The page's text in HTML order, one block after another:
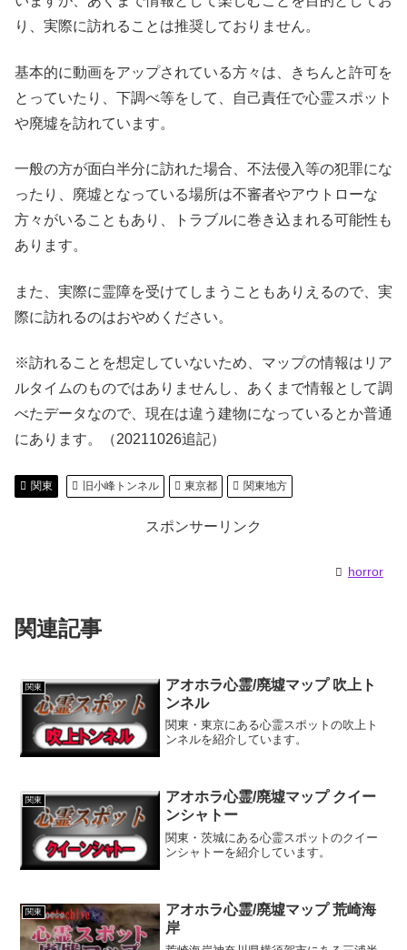
り、実際に訪れることは推奨しておりません。
基本的に動画をアップされている方々は、きちんと許可を
とっていたり、下調べ等をして、自己責任で心霊スポット
や廃墟を訪れています。
一般の方が面白半分に訪れた場合、不法侵入等の犯罪にな
ったり、廃墟となっている場所は不審者やアウトローな
方々がいることもあり、トラブルに巻き込まれる可能性も
あります。
また、実際に霊障を受けてしまうこともありえるので、実
際に訪れるのはおやめください。
※訪れることを想定していないため、マップの情報はリア
ルタイムのものではありませんし、あくまで情報として調
べたデータなので、現在は違う建物になっているとか普通
にあります。（20211026追記）
関東 旧小峰トンネル 東京都 関東地方
スポンサーリンク
horror
関連記事
関東
アオホラ心霊/廃墟マップ 吹上ト
ンネル
関東・東京にある心霊スポットの吹上ト
ンネルを紹介しています。
関東
アオホラ心霊/廃墟マップ クイー
ンシャトー
関東・茨城にある心霊スポットのクイー
ンシャトーを紹介しています。
関東
アオホラ心霊/廃墟マップ 荒崎海
岸